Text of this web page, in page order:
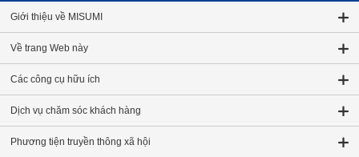
Giới thiệu về MISUMI
Về trang Web này
Các công cụ hữu ích
Dịch vụ chăm sóc khách hàng
Phương tiện truyền thông xã hội